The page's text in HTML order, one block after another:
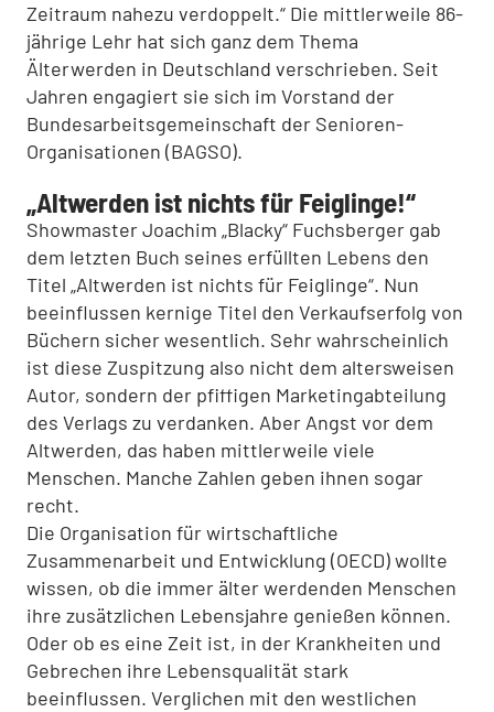
Zeitraum nahezu verdoppelt.“ Die mittlerweile 86-
jährige Lehr hat sich ganz dem Thema
Älterwerden in Deutschland verschrieben. Seit
Jahren engagiert sie sich im Vorstand der
Bundesarbeitsgemeinschaft der Senioren-
Organisationen (BAGSO).
„Altwerden ist nichts für Feiglinge!“
Showmaster Joachim „Blacky“ Fuchsberger gab
dem letzten Buch seines erfüllten Lebens den
Titel „Altwerden ist nichts für Feiglinge“. Nun
beeinflussen kernige Titel den Verkaufserfolg von
Büchern sicher wesentlich. Sehr wahrscheinlich
ist diese Zuspitzung also nicht dem altersweisen
Autor, sondern der pfiffigen Marketingabteilung
des Verlags zu verdanken. Aber Angst vor dem
Altwerden, das haben mittlerweile viele
Menschen. Manche Zahlen geben ihnen sogar
recht.
Die Organisation für wirtschaftliche
Zusammenarbeit und Entwicklung (OECD) wollte
wissen, ob die immer älter werdenden Menschen
ihre zusätzlichen Lebensjahre genießen können.
Oder ob es eine Zeit ist, in der Krankheiten und
Gebrechen ihre Lebensqualität stark
beeinflussen. Verglichen mit den westlichen